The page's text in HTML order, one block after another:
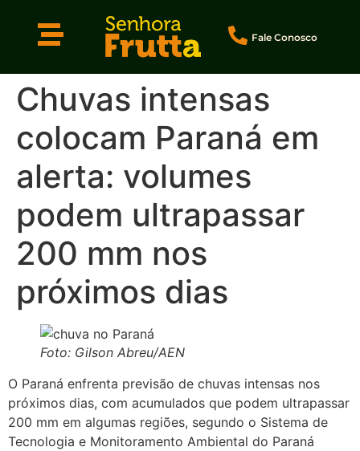
Fale Conosco
Chuvas intensas
colocam Paraná em
alerta: volumes
podem ultrapassar
200 mm nos
próximos dias
Foto: Gilson Abreu/AEN
O Paraná enfrenta previsão de chuvas intensas nos
próximos dias, com acumulados que podem ultrapassar
200 mm em algumas regiões, segundo o Sistema de
Tecnologia e Monitoramento Ambiental do Paraná